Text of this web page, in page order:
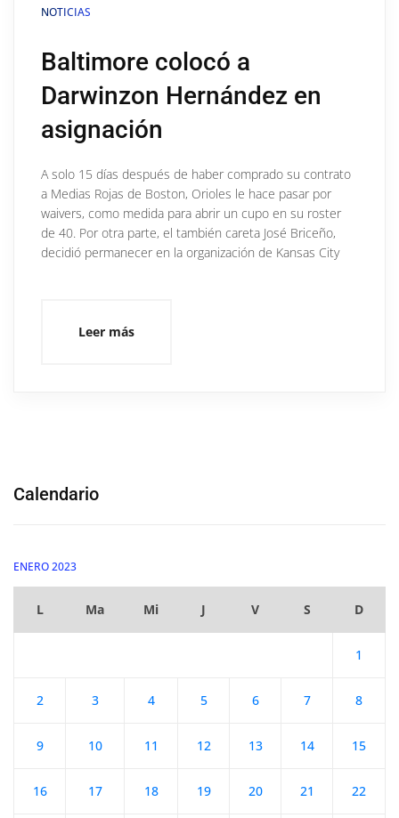
NOTICIAS
Baltimore colocó a
Darwinzon Hernández en
asignación
A solo 15 días después de haber comprado su contrato
a Medias Rojas de Boston, Orioles le hace pasar por
waivers, como medida para abrir un cupo en su roster
de 40. Por otra parte, el también careta José Briceño,
decidió permanecer en la organización de Kansas City
Leer más
Calendario
ENERO 2023
L Ma Mi J V S D
1
2 3 4 5 6 7 8
9 10 11 12 13 14 15
16 17 18 19 20 21 22